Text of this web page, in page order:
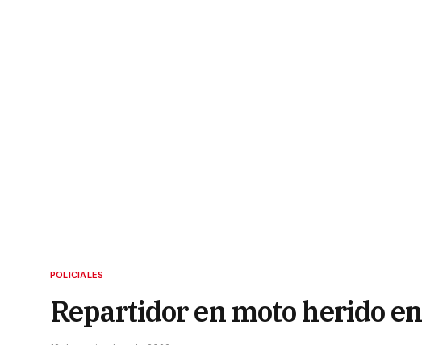
POLICIALES
Repartidor en moto herido